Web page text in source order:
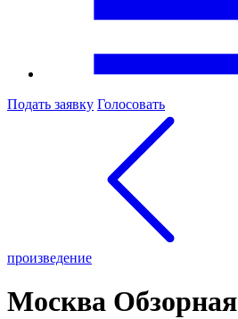
Подать заявку Голосовать
произведение
Москва Обзорная